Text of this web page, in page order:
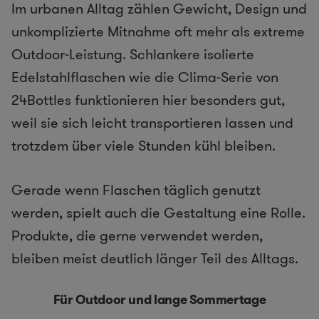
Im urbanen Alltag zählen Gewicht, Design und
unkomplizierte Mitnahme oft mehr als extreme
Outdoor-Leistung. Schlankere isolierte
Edelstahlflaschen wie die Clima-Serie von
24Bottles funktionieren hier besonders gut,
weil sie sich leicht transportieren lassen und
trotzdem über viele Stunden kühl bleiben.
Gerade wenn Flaschen täglich genutzt
werden, spielt auch die Gestaltung eine Rolle.
Produkte, die gerne verwendet werden,
bleiben meist deutlich länger Teil des Alltags.
Für Outdoor und lange Sommertage